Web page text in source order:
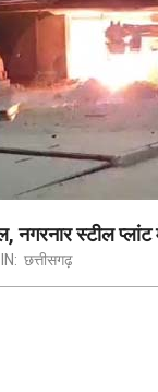
नगरनार स्टील
IN: छत्तीसगढ़